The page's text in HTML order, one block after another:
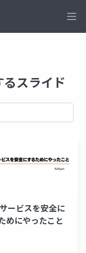
スライド
ービスを安全に
めにやったこと